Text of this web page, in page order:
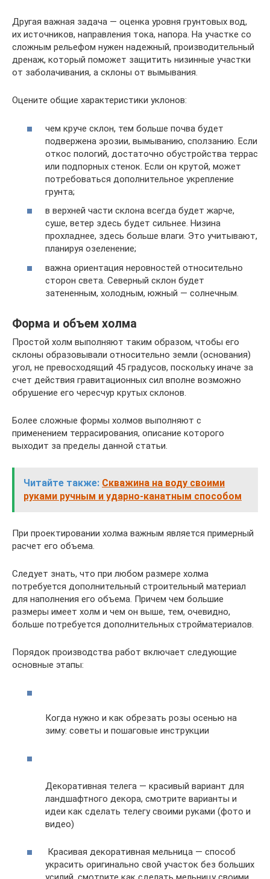
Другая важная задача — оценка уровня грунтовых вод,
их источников, направления тока, напора. На участке со
сложным рельефом нужен надежный, производительный
дренаж, который поможет защитить низинные участки
от заболачивания, а склоны от вымывания.
Оцените общие характеристики уклонов:
чем круче склон, тем больше почва будет
подвержена эрозии, вымыванию, сползанию. Если
откос пологий, достаточно обустройства террас
или подпорных стенок. Если он крутой, может
потребоваться дополнительное укрепление
грунта;
в верхней части склона всегда будет жарче,
суше, ветер здесь будет сильнее. Низина
прохладнее, здесь больше влаги. Это учитывают,
планируя озеленение;
важна ориентация неровностей относительно
сторон света. Северный склон будет
затененным, холодным, южный — солнечным.
Форма и объем холма
Простой холм выполняют таким образом, чтобы его
склоны образовывали относительно земли (основания)
угол, не превосходящий 45 градусов, поскольку иначе за
счет действия гравитационных сил вполне возможно
обрушение его чересчур крутых склонов.
Более сложные формы холмов выполняют с
применением террасирования, описание которого
выходит за пределы данной статьи.
Читайте также: Скважина на воду своими
руками ручным и ударно-канатным способом
При проектировании холма важным является примерный
расчет его объема.
Следует знать, что при любом размере холма
потребуется дополнительный строительный материал
для наполнения его объема. Причем чем большие
размеры имеет холм и чем он выше, тем, очевидно,
больше потребуется дополнительных стройматериалов.
Порядок производства работ включает следующие
основные этапы:
Когда нужно и как обрезать розы осенью на
зиму: советы и пошаговые инструкции
Декоративная телега — красивый вариант для
ландшафтного декора, смотрите варианты и
идеи как сделать телегу своими руками (фото и
видео)
Красивая декоративная мельница — способ
украсить оригинально свой участок без больших